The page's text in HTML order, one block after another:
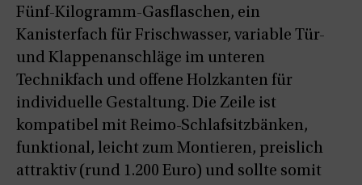
Fünf-Kilogramm-Gasflaschen, ein
Kanisterfach für Frischwasser, variable Tür-
und Klappenanschläge im unteren
Technikfach und offene Holzkanten für
individuelle Gestaltung. Die Zeile ist
kompatibel mit Reimo-Schlafsitzbänken,
funktional, leicht zum Montieren, preislich
attraktiv (rund 1.200 Euro) und sollte somit